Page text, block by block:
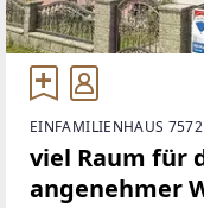
EINFAMILIENHAUS
viel Raum für
angenehmer